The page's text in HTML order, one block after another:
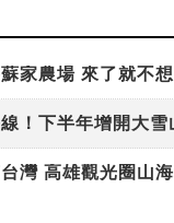
家農場 來了就不
灣 高雄觀光圈山